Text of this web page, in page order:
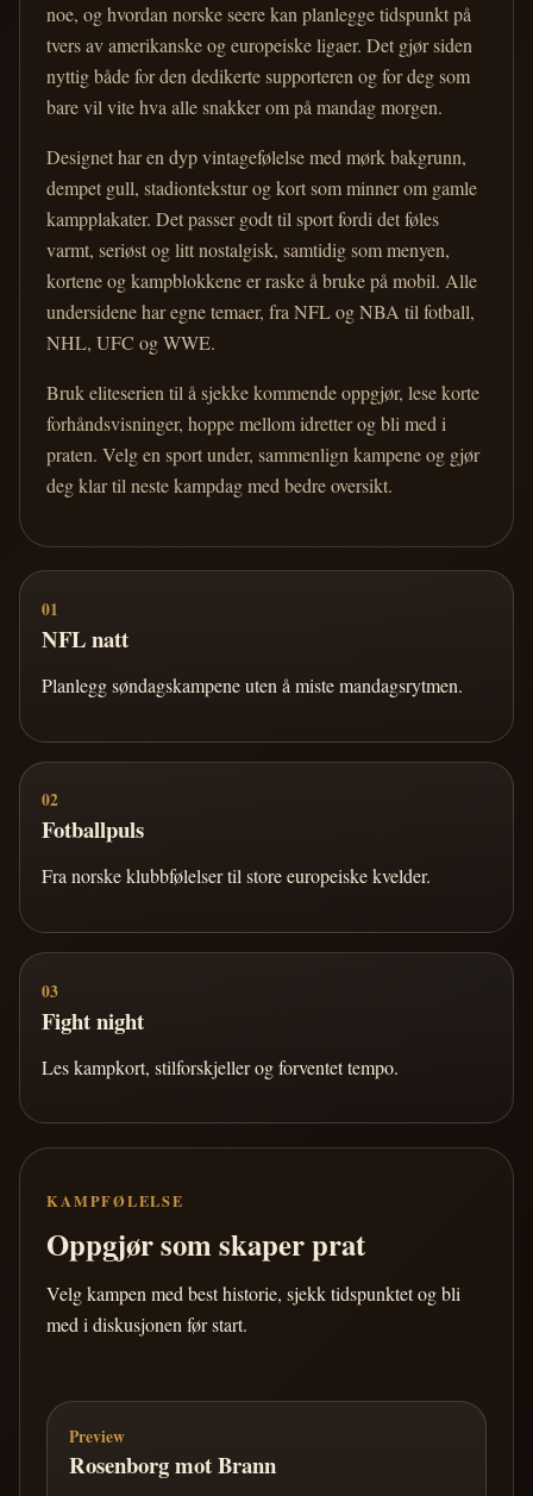
noe, og hvordan norske seere kan planlegge tidspunkt på
tvers av amerikanske og europeiske ligaer. Det gjør siden
nyttig både for den dedikerte supporteren og for deg som
bare vil vite hva alle snakker om på mandag morgen.
Designet har en dyp vintagefølelse med mørk bakgrunn,
dempet gull, stadiontekstur og kort som minner om gamle
kampplakater. Det passer godt til sport fordi det føles
varmt, seriøst og litt nostalgisk, samtidig som menyen,
kortene og kampblokkene er raske å bruke på mobil. Alle
undersidene har egne temaer, fra NFL og NBA til fotball,
NHL, UFC og WWE.
Bruk eliteserien til å sjekke kommende oppgjør, lese korte
forhåndsvisninger, hoppe mellom idretter og bli med i
praten. Velg en sport under, sammenlign kampene og gjør
deg klar til neste kampdag med bedre oversikt.
01
NFL natt
Planlegg søndagskampene uten å miste mandagsrytmen.
02
Fotballpuls
Fra norske klubbfølelser til store europeiske kvelder.
03
Fight night
Les kampkort, stilforskjeller og forventet tempo.
KAMPFØLELSE
Oppgjør som skaper prat
Velg kampen med best historie, sjekk tidspunktet og bli
med i diskusjonen før start.
Preview
Rosenborg mot Brann